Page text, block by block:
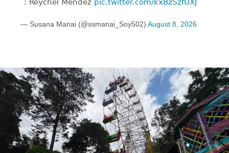
: Reychel Méndez pic.twitter.com/kxBzSzfUXJ
— Susana Manai (@ssmanai_Soy502) August 8, 2026